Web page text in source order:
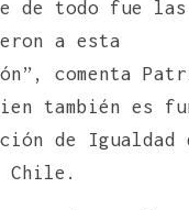
de todo fue las
a esta
comenta
también es
de Igualdad
Chile.